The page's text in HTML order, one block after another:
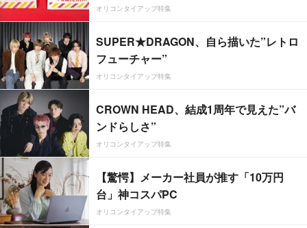
オリコンタイアップ特集
SUPER★DRAGON、自ら描いた”レトロ
フューチャー”
オリコンタイアップ特集
CROWN HEAD、結成1周年で見えた”バ
ンドらしさ”
オリコンタイアップ特集
【驚愕】メーカー社員が推す「10万円
台」神コスパPC
オリコンタイアップ特集